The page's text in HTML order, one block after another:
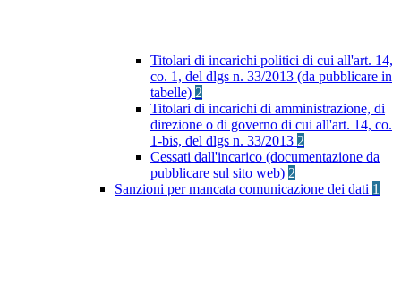
Titolari di incarichi politici di cui all'art. 14,
co. 1, del dlgs n. 33/2013 (da pubblicare in
tabelle) 2
Titolari di incarichi di amministrazione, di
direzione o di governo di cui all'art. 14, co.
1-bis, del dlgs n. 33/2013 2
Cessati dall'incarico (documentazione da
pubblicare sul sito web) 2
Sanzioni per mancata comunicazione dei dati 1